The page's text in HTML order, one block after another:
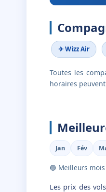
✈ Wizz Air
Toutes les
horaires
Jan Fév
🟢 Meilleurs
Les prix des